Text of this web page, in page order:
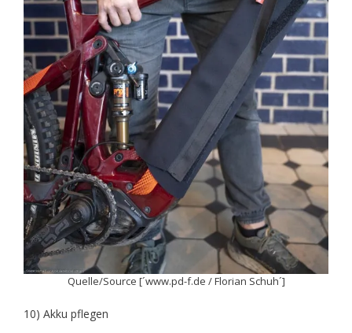
Quelle/Source [´www.pd-f.de / Florian Schuh´]
10) Akku pflegen